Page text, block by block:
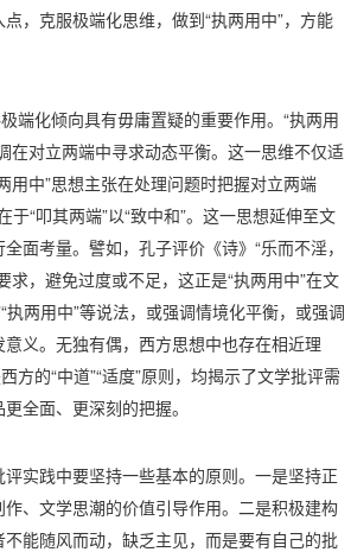
，克服极端化思维，做到“执两用中”，方能
端化倾向具有毋庸置疑的重要作用。“执两用
在对立两端中寻求动态平衡。这一思维不仅适
用中”思想主张在处理问题时把握对立两端
于“叩其两端”以“致中和”。这一思想延伸至文
面考量。譬如，孔子评价《诗》“乐而不淫，
，避免过度或不足，这正是“执两用中”在文
两用中”等说法，或强调情境化平衡，或强调
义。无独有偶，西方思想中也存在相近理
方的“中道”“适度”原则，均揭示了文学批评需
全面、更深刻的把握。
实践中要坚持一些基本的原则。一是坚持正
、文学思潮的价值引导作用。二是积极建构
能随风而动，缺乏主见，而是要有自己的批